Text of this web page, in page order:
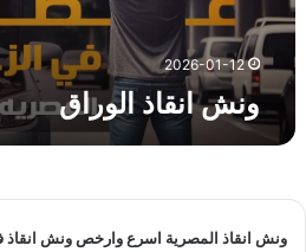
ل
ر
ق
2026-01-12
ونش انقاذ الوراق
ونش انقاذ المصرية اسرع وارخص ونش انقاذ